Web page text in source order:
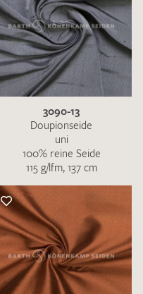
3090-13
Doupionseide
uni
100% reine Seide
115 g/lfm, 137 cm